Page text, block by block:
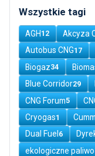
Wszystkie tagi
AGH12 Akcyza
Autobus CNG17
Biogaz34
Blue Corridor29
CNG Forum5
Cryogas1
Dual Fuel6
ekologiczne paliwo